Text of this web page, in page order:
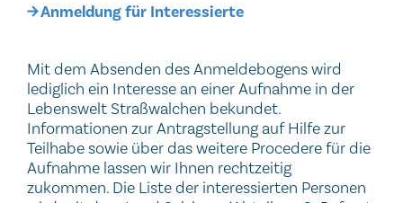
Anmeldung für Interessierte
Mit dem Absenden des Anmeldebogens wird
lediglich ein Interesse an einer Aufnahme in der
Lebenswelt Straßwalchen bekundet.
Informationen zur Antragstellung auf Hilfe zur
Teilhabe sowie über das weitere Procedere für die
Aufnahme lassen wir Ihnen rechtzeitig
zukommen. Die Liste der interessierten Personen